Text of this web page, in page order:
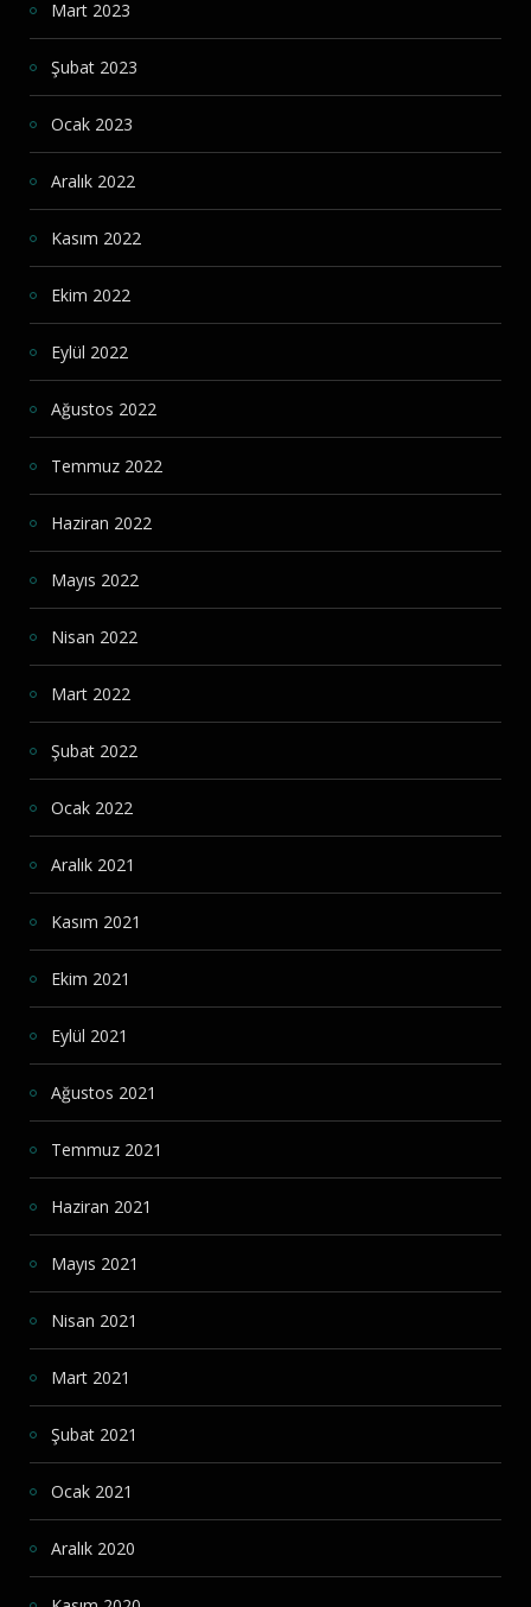
Mart 2023
Şubat 2023
Ocak 2023
Aralık 2022
Kasım 2022
Ekim 2022
Eylül 2022
Ağustos 2022
Temmuz 2022
Haziran 2022
Mayıs 2022
Nisan 2022
Mart 2022
Şubat 2022
Ocak 2022
Aralık 2021
Kasım 2021
Ekim 2021
Eylül 2021
Ağustos 2021
Temmuz 2021
Haziran 2021
Mayıs 2021
Nisan 2021
Mart 2021
Şubat 2021
Ocak 2021
Aralık 2020